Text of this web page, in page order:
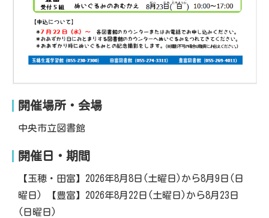
開催場所・会場
中央市立図書館
開催日・期間
【玉穂・田富】2026年8月8日(土曜日)から8月9日(日
曜日) 【豊富】2026年8月22日(土曜日)から8月23日
(日曜日)